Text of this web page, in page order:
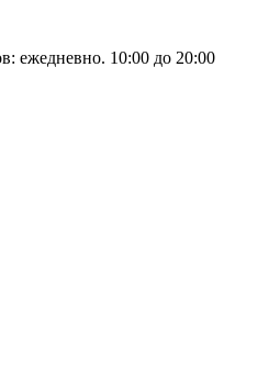
ежедневно. 10:00 до 20:00